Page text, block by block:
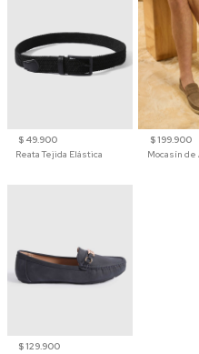
$ 49.900
Reata Tejida Elástica
$ 199.900
$ 129.900